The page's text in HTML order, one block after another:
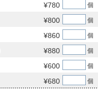
¥780 個
¥800 個
¥860 個
¥880 個
¥600 個
¥680 個